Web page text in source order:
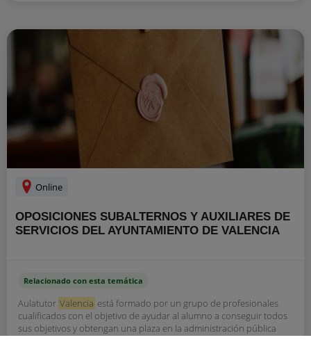
Online
OPOSICIONES SUBALTERNOS Y AUXILIARES DE
SERVICIOS DEL AYUNTAMIENTO DE VALENCIA
Relacionado con esta temática
Aulatutor Valencia está formado por un grupo de profesionales
cualificados con el objetivo de ayudar al alumno a conseguir todos
sus objetivos y obtengan una plaza en la administración pública